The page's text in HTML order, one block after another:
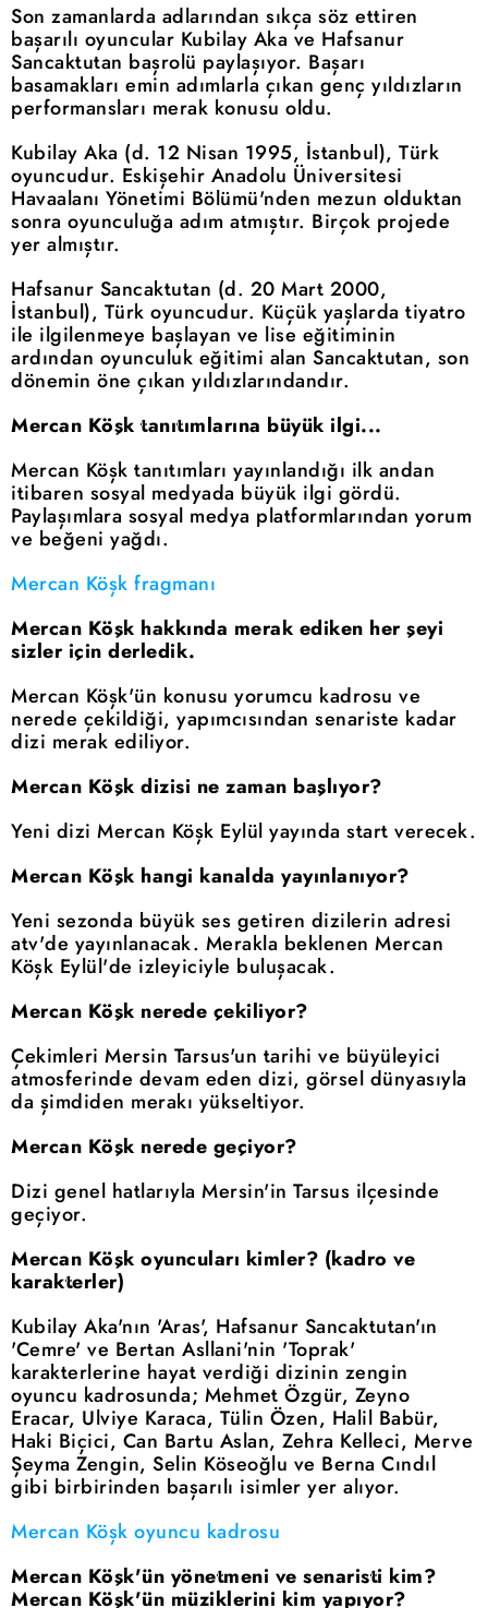
Son zamanlarda adlarından sıkça söz ettiren
başarılı oyuncular Kubilay Aka ve Hafsanur
Sancaktutan başrolü paylaşıyor. Başarı
basamakları emin adımlarla çıkan genç yıldızların
performansları merak konusu oldu.
Kubilay Aka (d. 12 Nisan 1995, İstanbul), Türk
oyuncudur. Eskişehir Anadolu Üniversitesi
Havaalanı Yönetimi Bölümü'nden mezun olduktan
sonra oyunculuğa adım atmıştır. Birçok projede
yer almıştır.
Hafsanur Sancaktutan (d. 20 Mart 2000,
İstanbul), Türk oyuncudur. Küçük yaşlarda tiyatro
ile ilgilenmeye başlayan ve lise eğitiminin
ardından oyunculuk eğitimi alan Sancaktutan, son
dönemin öne çıkan yıldızlarındandır.
Mercan Köşk tanıtımlarına büyük ilgi...
Mercan Köşk tanıtımları yayınlandığı ilk andan
itibaren sosyal medyada büyük ilgi gördü.
Paylaşımlara sosyal medya platformlarından yorum
ve beğeni yağdı.
Mercan Köşk fragmanı
Mercan Köşk hakkında merak ediken her şeyi
sizler için derledik.
Mercan Köşk'ün konusu yorumcu kadrosu ve
nerede çekildiği, yapımcısından senariste kadar
dizi merak ediliyor.
Mercan Köşk dizisi ne zaman başlıyor?
Yeni dizi Mercan Köşk Eylül yayında start verecek.
Mercan Köşk hangi kanalda yayınlanıyor?
Yeni sezonda büyük ses getiren dizilerin adresi
atv'de yayınlanacak. Merakla beklenen Mercan
Köşk Eylül'de izleyiciyle buluşacak.
Mercan Köşk nerede çekiliyor?
Çekimleri Mersin Tarsus'un tarihi ve büyüleyici
atmosferinde devam eden dizi, görsel dünyasıyla
da şimdiden merakı yükseltiyor.
Mercan Köşk nerede geçiyor?
Dizi genel hatlarıyla Mersin'in Tarsus ilçesinde
geçiyor.
Mercan Köşk oyuncuları kimler? (kadro ve
karakterler)
Kubilay Aka'nın 'Aras', Hafsanur Sancaktutan'ın
'Cemre' ve Bertan Asllani'nin 'Toprak'
karakterlerine hayat verdiği dizinin zengin
oyuncu kadrosunda; Mehmet Özgür, Zeyno
Eracar, Ulviye Karaca, Tülin Özen, Halil Babür,
Haki Biçici, Can Bartu Aslan, Zehra Kelleci, Merve
Şeyma Zengin, Selin Köseoğlu ve Berna Cındıl
gibi birbirinden başarılı isimler yer alıyor.
Mercan Köşk oyuncu kadrosu
Mercan Köşk'ün yönetmeni ve senaristi kim?
Mercan Köşk'ün müziklerini kim yapıyor?